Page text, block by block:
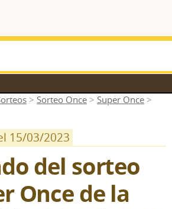
> Sorteo Once > Super Once >
15/03/2023
del sorteo
Once de la